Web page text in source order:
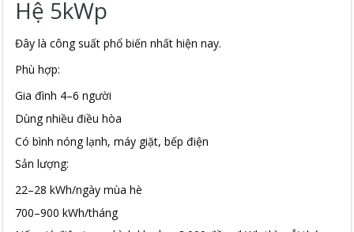
Hệ 5kWp
Đây là công suất phổ biến nhất hiện nay.
Phù hợp:
Gia đình 4–6 người
Dùng nhiều điều hòa
Có bình nóng lạnh, máy giặt, bếp điện
Sản lượng:
22–28 kWh/ngày mùa hè
700–900 kWh/tháng